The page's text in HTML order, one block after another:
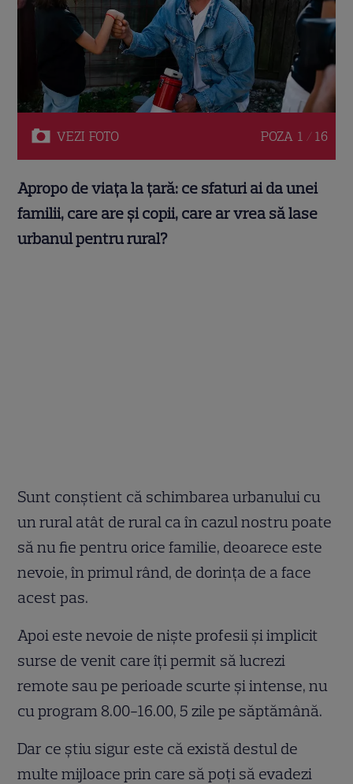
VEZI FOTO POZA 1 / 16
Apropo de viața la țară: ce sfaturi ai da unei
familii, care are și copii, care ar vrea să lase
urbanul pentru rural?
Sunt conștient că schimbarea urbanului cu
un rural atât de rural ca în cazul nostru poate
să nu fie pentru orice familie, deoarece este
nevoie, în primul rând, de dorința de a face
acest pas.
Apoi este nevoie de niște profesii și implicit
surse de venit care îți permit să lucrezi
remote sau pe perioade scurte și intense, nu
cu program 8.00-16.00, 5 zile pe săptămână.
Dar ce știu sigur este că există destul de
multe mijloace prin care să poți să evadezi